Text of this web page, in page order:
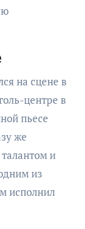
на сцене в
центре в
пьесе
же
и
из
исполнил